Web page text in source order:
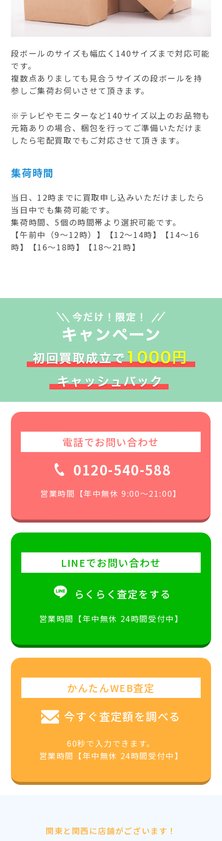
段ボールのサイズも幅広く140サイズまで対応可能
です。
複数点ありましても見合うサイズの段ボールを持
参しご集荷お伺いさせて頂きます。
※テレビやモニターなど140サイズ以上のお品物も
元箱ありの場合、梱包を行ってご準備いただけま
したら宅配買取でもご対応させて頂きます。
集荷時間
当日、12時までに買取申し込みいただけましたら
当日中でも集荷可能です。
集荷時間、5個の時間帯より選択可能です。
【午前中（9～12時）】【12～14時】【14～16
時】【16～18時】【18～21時】
電話でお問い合わせ
0120-540-588
営業時間【年中無休 9:00〜21:00】
LINEでお問い合わせ
らくらく査定をする
営業時間【年中無休 24時間受付中】
かんたんWEB査定
今すぐ査定額を調べる
60秒で入力できます。
営業時間【年中無休 24時間受付中】
関東と関西に店舗がございます！